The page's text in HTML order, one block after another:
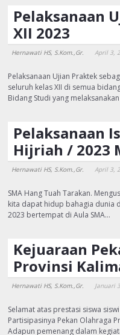
Pelaksanaan
XII 2023
Hernawati HS, S.Kom.,Gr. April 3,
Pelaksanaan Ujian Praktek
seluruh kelas XII di semua
Bidang Studi yang
Pelaksanaan
Hijriah / 2023
Hernawati HS, S.Kom.,Gr. April 3,
SMA Hang Tuah Tarakan.
kita dapat hidup bahagia dunia
2023 bertempat di Aula SMA…
Kejuaraan
Provinsi
Hernawati HS, S.Kom.,Gr. Januari
Selamat atas prestasi siswa
Partisipasinya Pekan Olahraga
Adapun pemenang dalam